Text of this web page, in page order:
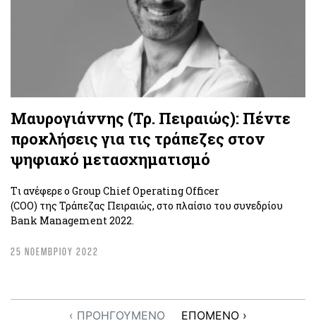
Μαυρογιάννης (Τρ. Πειραιώς): Πέντε
προκλήσεις για τις τράπεζες στον
ψηφιακό μετασχηματισμό
Tι ανέφερε ο Group Chief Operating Officer
(COO) της Τράπεζας Πειραιώς, στο πλαίσιο του συνεδρίου
Bank Management 2022.
25 ΝΟΕΜΒΡΙΟΥ 2022
‹ ΠΡΟΗΓΟΥΜΕΝΟ ΕΠΟΜΕΝΟ ›